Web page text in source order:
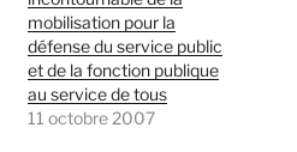
mobilisation pour la
défense du service public
et de la fonction publique
au service de tous
11 octobre 2007